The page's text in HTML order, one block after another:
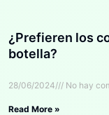
¿Prefieren los
botella?
28/06/2024 No hay
Read More »